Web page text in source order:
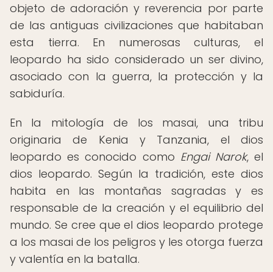
objeto de adoración y reverencia por parte
de las antiguas civilizaciones que habitaban
esta tierra. En numerosas culturas, el
leopardo ha sido considerado un ser divino,
asociado con la guerra, la protección y la
sabiduría.
En la mitología de los masai, una tribu
originaria de Kenia y Tanzania, el dios
leopardo es conocido como Engai Narok, el
dios leopardo. Según la tradición, este dios
habita en las montañas sagradas y es
responsable de la creación y el equilibrio del
mundo. Se cree que el dios leopardo protege
a los masai de los peligros y les otorga fuerza
y valentía en la batalla.